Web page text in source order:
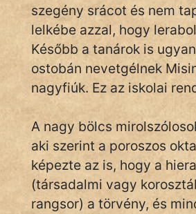
szegény srácot és nem
lelkébe azzal, hogy
Később a tanárok is
ostobán nevetgélnek
nagyfiúk. Ez az iskolai
A nagy bölcs
aki szerint a poroszos
képezte az is, hogy a
(társadalmi vagy
rangsor) a törvény, és